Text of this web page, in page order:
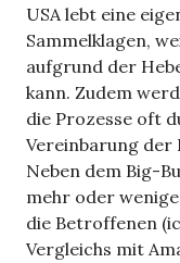
USA lebt eine
Sammelklagen,
aufgrund der
kann. Zudem
die Prozesse oft
Vereinbarung der
Neben dem Big-
mehr oder
die Betroffenen
Vergleichs mit